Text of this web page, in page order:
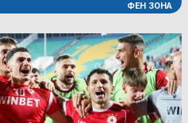
ФЕН ЗОНА